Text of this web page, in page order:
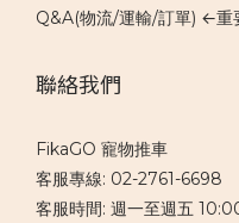
Q&A(物流/運輸/訂單) ←重
聯絡我們
FikaGO 寵物推車
客服專線: 02-2761-6698
客服時間: 週一至週五